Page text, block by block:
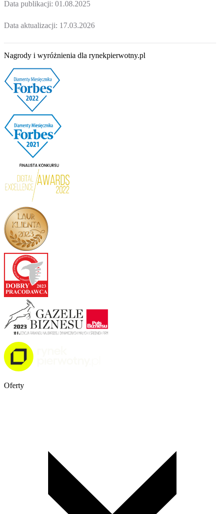
Data publikacji: 01.08.2025
Data aktualizacji: 17.03.2026
Nagrody i wyróżnienia dla rynekpierwotny.pl
Oferty